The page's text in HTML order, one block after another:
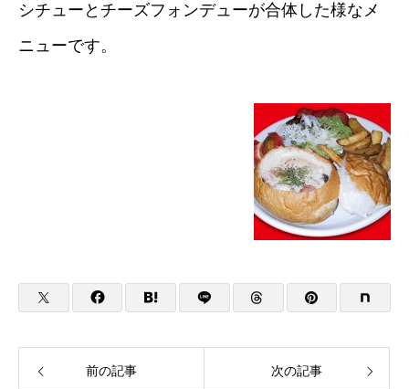
シチューとチーズフォンデューが合体した様なメ
ニューです。
前の記事 次の記事